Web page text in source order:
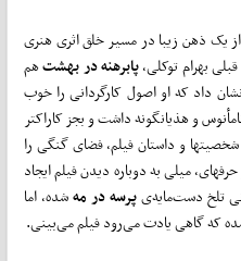
یک ذهن زیبا در مسیر خلق اثری هنری
بهرام توکلی،پابرهنه در بهشتهم
داد که او اصول کارگردانی را خوب
و هذیان­گونه داشت و بجز کاراکتر
و داستان­ فیلم، فضای گنگی را
میلی به دوباره دیدن فیلم ایجاد
تلخ دست‌مایه‌یپرسه در مهشده، اما
که گاهی یادت می‌رود فیلم می‌بینی.